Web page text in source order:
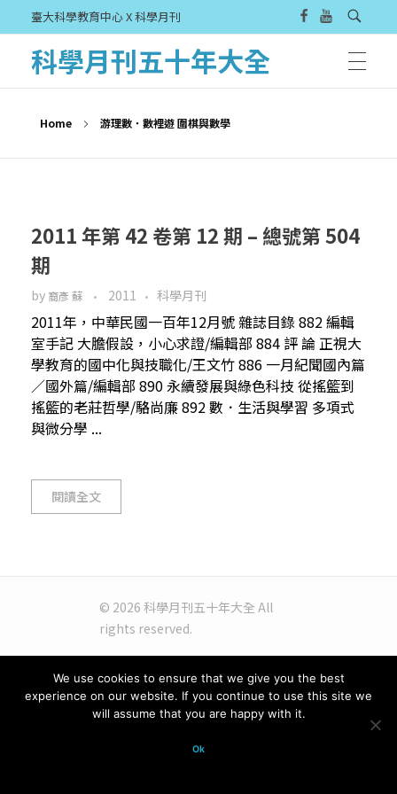
臺大科學教育中心 X 科學月刊
科學月刊五十年大全
Home 游理數．數裡遊 圍棋與數學
2011 年第 42 卷第 12 期 – 總號第 504
期
by 裔彥 蘇 2011 科學月刊
2011年，中華民國一百年12月號 雜誌目錄 882 編輯
室手記 大膽假設，小心求證/編輯部 884 評 論 正視大
學教育的國中化與技職化/王文竹 886 一月紀聞國內篇
／國外篇/編輯部 890 永續發展與綠色科技 從搖籃到
搖籃的老莊哲學/駱尚廉 892 數．生活與學習 多項式
與微分學 ...
閱讀全文
© 2026 科學月刊五十年大全 All
rights reserved.
We use cookies to ensure that we give you the best
experience on our website. If you continue to use this site we
will assume that you are happy with it.
Ok